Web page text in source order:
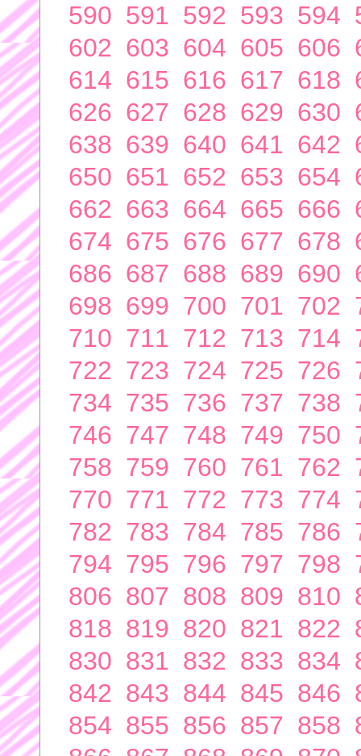
590 591 592 593 594
602 603 604 605 606
614 615 616 617 618
626 627 628 629 630
638 639 640 641 642
650 651 652 653 654
662 663 664 665 666
674 675 676 677 678
686 687 688 689 690
698 699 700 701 702
710 711 712 713 714
722 723 724 725 726
734 735 736 737 738
746 747 748 749 750
758 759 760 761 762
770 771 772 773 774
782 783 784 785 786
794 795 796 797 798
806 807 808 809 810
818 819 820 821 822
830 831 832 833 834
842 843 844 845 846
854 855 856 857 858